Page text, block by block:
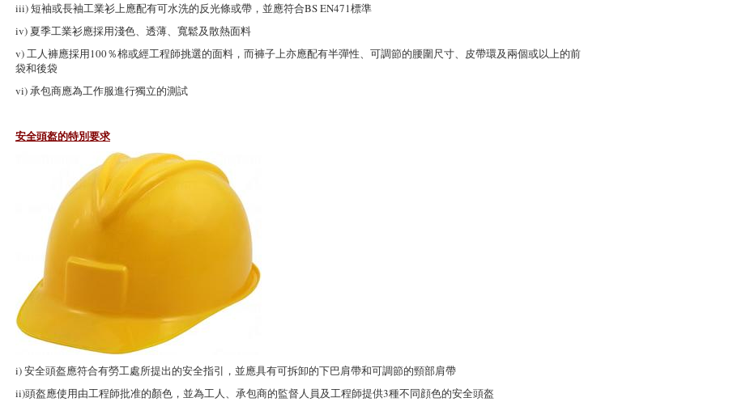
iii) 短袖或長袖工業衫上應配有可水洗的反光條或帶，並應符合BS EN471標準
iv) 夏季工業衫應採用淺色、透薄、寬鬆及散熱面料
v) 工人褲應採用100％棉或經工程師挑選的面料，而褲子上亦應配有半彈性、可調節的腰圍尺寸、皮帶環及兩個或以上的前
袋和後袋
vi) 承包商應為工作服進行獨立的測試
安全頭盔的特別要求
i) 安全頭盔應符合有勞工處所提出的安全指引，並應具有可拆卸的下巴肩帶和可調節的頸部肩帶
ii)頭盔應使用由工程師批准的顏色，並為工人、承包商的監督人員及工程師提供3種不同顔色的安全頭盔